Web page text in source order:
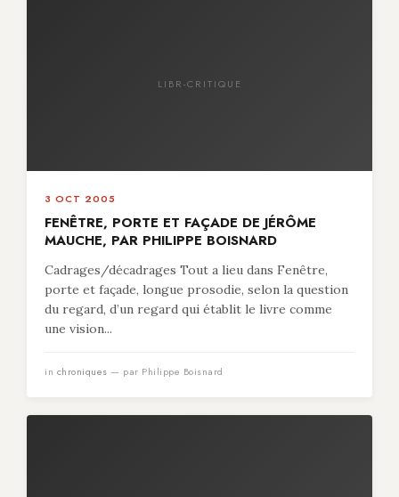
LIBR-CRITIQUE
3 OCT 2005
FENÊTRE, PORTE ET FAÇADE DE JÉRÔME
MAUCHE, PAR PHILIPPE BOISNARD
Cadrages/décadrages Tout a lieu dans Fenêtre,
porte et façade, longue prosodie, selon la question
du regard, d’un regard qui établit le livre comme
une vision...
in chroniques — par Philippe Boisnard